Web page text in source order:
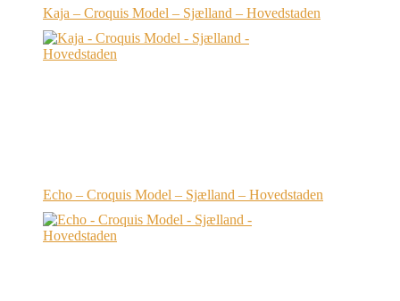
Kaja – Croquis Model – Sjælland – Hovedstaden
Echo – Croquis Model – Sjælland – Hovedstaden